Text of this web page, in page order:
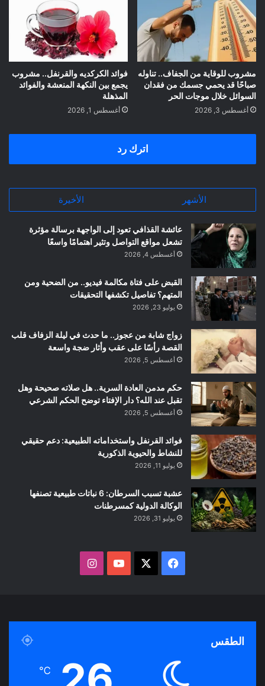
مشروب للوقاية من الجفاف.. تناوله
صباحًا قد يحمي جسمك من فقدان
السوائل خلال موجات الحر
أغسطس 3, 2026
فوائد الكركديه والقرنفل.. مشروب
يجمع بين النكهة المنعشة والفوائد
المذهلة
أغسطس 1, 2026
اترك رد
الأشهر الأخيرة
عائشة القذافي تعود إلى الواجهة برسالة مؤثرة
تشعل مواقع التواصل وتثير اهتمامًا واسعًا
أغسطس 4, 2026
القبض على فتاة مكالمة فيديو.. من الضحية ومن
المتهم؟ تفاصيل تكشفها التحقيقات
يوليو 23, 2026
زواج شابة من عجوز.. ما حدث في ليلة الزفاف قلب
القصة رأسًا على عقب وأثار ضجة واسعة
أغسطس 5, 2026
حكم مدمن العادة السرية.. هل صلاته صحيحة وهل
تقبل عند الله؟ دار الإفتاء توضح الحكم الشرعي
أغسطس 5, 2026
فوائد القرنفل واستخداماته الطبيعية: دعم حقيقي
للنشاط والحيوية الذكورية
يوليو 11, 2026
عشبة تسبب السرطان: 6 نباتات طبيعية تصنفها
الوكالة الدولية كمسرطنات
يوليو 31, 2026
ك
u
ر
الطقس
℃